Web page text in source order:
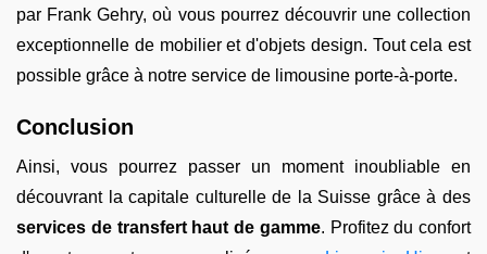
par Frank Gehry, où vous pourrez découvrir une collection
exceptionnelle de mobilier et d'objets design. Tout cela est
possible grâce à notre service de limousine porte-à-porte.
Conclusion
Ainsi, vous pourrez passer un moment inoubliable en
découvrant la capitale culturelle de la Suisse grâce à des
services de transfert haut de gamme. Profitez du confort